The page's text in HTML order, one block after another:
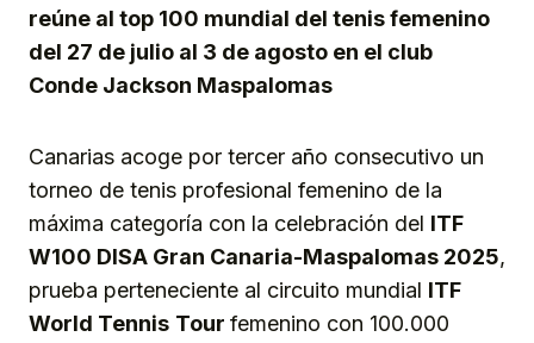
reúne al top 100 mundial del tenis femenino
del 27 de julio al 3 de agosto en el club
Conde Jackson Maspalomas
Canarias acoge por tercer año consecutivo un
torneo de tenis profesional femenino de la
máxima categoría con la celebración del ITF
W100 DISA Gran Canaria-Maspalomas 2025,
prueba perteneciente al circuito mundial ITF
World Tennis Tour femenino con 100.000